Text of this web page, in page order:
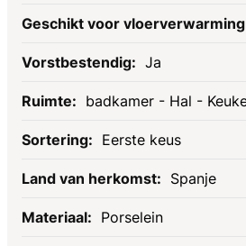
Ja
badkamer - Hal -
Eerste keus
Spanje
Porselein